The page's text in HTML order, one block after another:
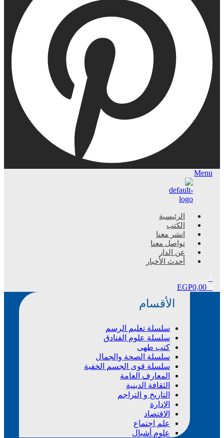
Menu
الرئيسية
الكتب
انشر معنا
تواصل معنا
عن الدار
أحدث الأخبار
EGP0,00
الأقسام
سلسلة تعليم الرسم
سلسلة علوم الفنادق
كتب طهى
سلسلة الصحة والجمال
سلسلة قوى الجسم الخفية
المعارف العامة
الثقافة الدينية
التاريخ و التراجم
الإدارة
الاقتصاد
علم اجتماع
علوم أشبال